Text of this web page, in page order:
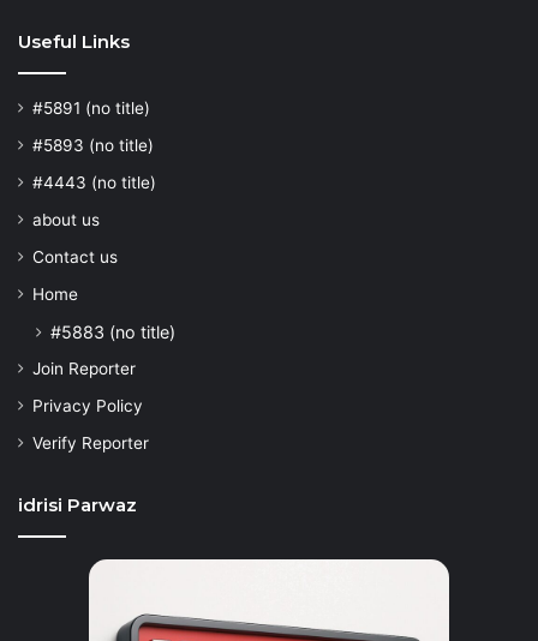
Useful Links
#5891 (no title)
#5893 (no title)
#4443 (no title)
about us
Contact us
Home
#5883 (no title)
Join Reporter
Privacy Policy
Verify Reporter
idrisi Parwaz